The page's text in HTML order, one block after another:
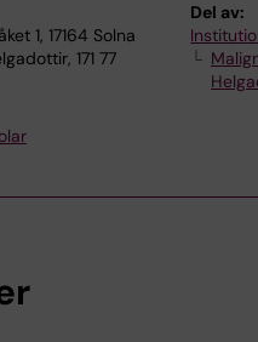
1, 17164 Solna
171 77
Del av: